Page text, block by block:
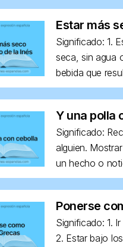
Estar más
Significado: 1.
seca, sin agua
bebida que
Y una polla
Significado:
alguien.
un hecho o
Ponerse
Significado: 1.
2. Estar bajo